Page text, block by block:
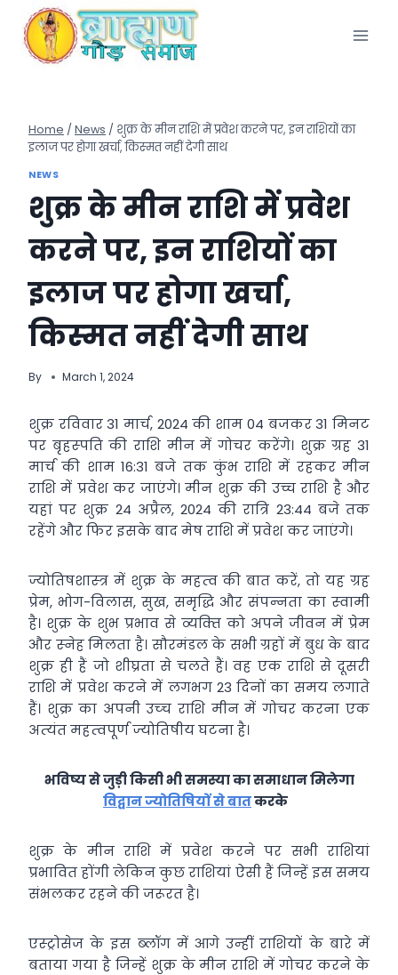
content
Home / News / शुक्र के मीन राशि में प्रवेश करने पर, इन राशियों का
इलाज पर होगा खर्चा, किस्‍मत नहीं देगी साथ
NEWS
शुक्र के मीन राशि में प्रवेश
करने पर, इन राशियों का
इलाज पर होगा खर्चा,
किस्‍मत नहीं देगी साथ
By March 1, 2024
शुक्र रविवार 31 मार्च, 2024 की शाम 04 बजकर 31 मिनट
पर बृहस्‍पति की राशि मीन में गोचर करेंगे। शुक्र ग्रह 31
मार्च की शाम 16:31 बजे तक कुंभ राशि में रहकर मीन
राशि में प्रवेश कर जाएंगे। मीन शुक्र की उच्च राशि है और
यहां पर शुक्र 24 अप्रैल, 2024 की रात्रि 23:44 बजे तक
रहेंगे और फिर इसके बाद मेष राशि में प्रवेश कर जाएंगे।
ज्योतिषशास्‍त्र में शुक्र के महत्‍व की बात करें, तो यह ग्रह
प्रेम, भोग-विलास, सुख, समृद्धि और संपन्‍नता का स्‍वामी
है। शुक्र के शुभ प्रभाव से व्‍यक्‍ति को अपने जीवन में प्रेम
और स्‍नेह मिलता है। सौरमंडल के सभी ग्रहों में बुध के बाद
शुक्र ही हैं जो शीघ्रता से चलते हैं। वह एक राशि से दूसरी
राशि में प्रवेश करने में लगभग 23 दिनों का समय लगाते
हैं। शुक्र का अपनी उच्‍च राशि मीन में गोचर करना एक
अत्‍यंत महत्‍वपूर्ण ज्‍योतिषीय घटना है।
भविष्य से जुड़ी किसी भी समस्या का समाधान मिलेगा
विद्वान ज्योतिषियों से बातकरके
शुक्र के मीन राशि में प्रवेश करने पर सभी राशियां
प्रभावित होंगी लेकिन कुछ राशियां ऐसी हैं जिन्‍हें इस समय
संभलकर रहने की जरूरत है।
एस्‍ट्रोसेज के इस ब्‍लॉग में आगे उन्‍हीं राशियों के बारे में
बताया गया है जिन्‍हें शुक्र के मीन राशि में गोचर करने के